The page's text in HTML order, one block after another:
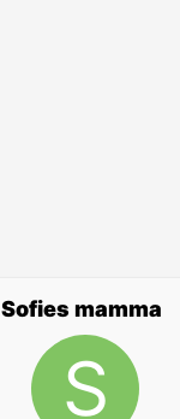
Sofies mamma